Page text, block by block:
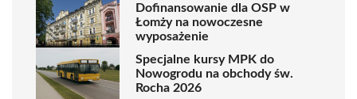
Dofinansowanie dla OSP w
Łomży na nowoczesne
wyposażenie
Specjalne kursy MPK do
Nowogrodu na obchody św.
Rocha 2026